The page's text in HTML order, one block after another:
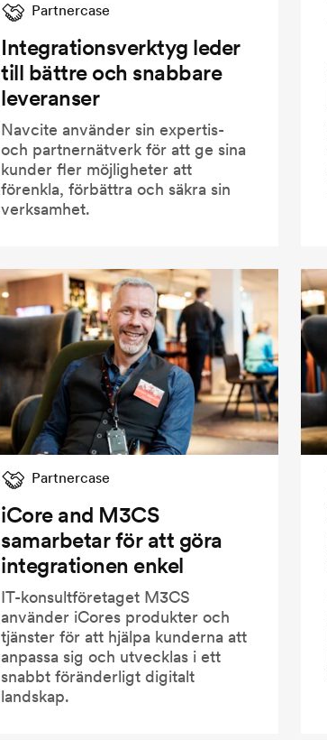
Partnercase
Integrationsverktyg leder
till bättre och snabbare
leveranser
Navcite använder sin expertis-
och partnernätverk för att ge sina
kunder fler möjligheter att
förenkla, förbättra och säkra sin
verksamhet.
Partnercase
iCore and M3CS
samarbetar för att göra
integrationen enkel
IT-konsultföretaget M3CS
använder iCores produkter och
tjänster för att hjälpa kunderna att
anpassa sig och utvecklas i ett
snabbt föränderligt digitalt
landskap.